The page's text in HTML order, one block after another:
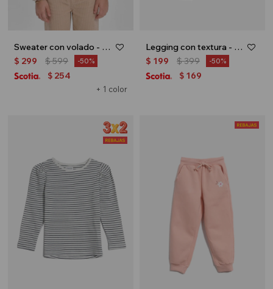
Sweater con volado - Crudo
+ 1 color
$ 299 $599 50
$ 254
Legging con textura - Azul marino
$ 199 $399 50
$ 169